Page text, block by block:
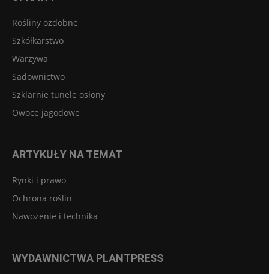
Rośliny ozdobne
Szkółkarstwo
Warzywa
Sadownictwo
Szklarnie tunele osłony
Owoce jagodowe
ARTYKUŁY NA TEMAT
Rynki i prawo
Ochrona roślin
Nawożenie i technika
WYDAWNICTWA PLANTPRESS